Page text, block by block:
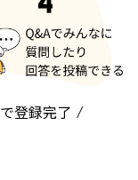
登録完了